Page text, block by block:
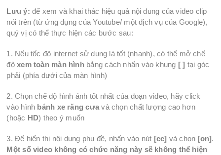
Lưu ý: để xem và khai thác hiệu quả nội dung của video clip
nói trên (từ ứng dụng của Youtube/ một dịch vụ của Google),
quý vị có thể thực hiện các bước sau:
1. Nếu tốc độ internet sử dụng là tốt (nhanh), có thể mở chế
độxem toàn màn hìnhbằng cách nhấn vào khung [ ] tại góc
phải (phía dưới của màn hình)
2. Chọn chế độ hình ảnh tốt nhất của đoạn video, hãy click
vào hình bánh xe răng cưa và chọn chất lượng cao hơn
(hoặc HD) theo ý muốn
3. Để hiển thị nội dung phụ đề, nhấn vào nút [cc] và chọn [on].
Một số video không có chức năng này sẽ không thể hiện